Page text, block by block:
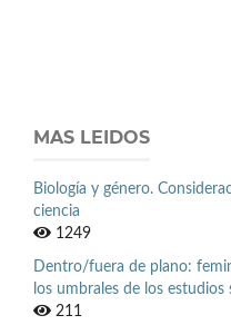
MAS LEIDOS
Biología y género.
ciencia
1249
Dentro/fuera de plano:
los umbrales de los estudios
211